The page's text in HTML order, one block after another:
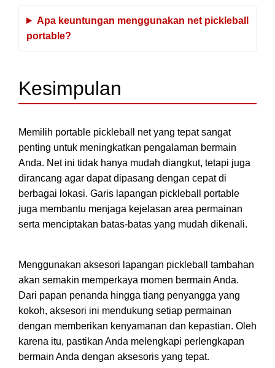
Apa keuntungan menggunakan net pickleball
portable?
Kesimpulan
Memilih portable pickleball net yang tepat sangat
penting untuk meningkatkan pengalaman bermain
Anda. Net ini tidak hanya mudah diangkut, tetapi juga
dirancang agar dapat dipasang dengan cepat di
berbagai lokasi. Garis lapangan pickleball portable
juga membantu menjaga kejelasan area permainan
serta menciptakan batas-batas yang mudah dikenali.
Menggunakan aksesori lapangan pickleball tambahan
akan semakin memperkaya momen bermain Anda.
Dari papan penanda hingga tiang penyangga yang
kokoh, aksesori ini mendukung setiap permainan
dengan memberikan kenyamanan dan kepastian. Oleh
karena itu, pastikan Anda melengkapi perlengkapan
bermain Anda dengan aksesoris yang tepat.